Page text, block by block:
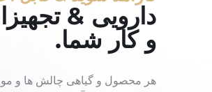
دارویی &
و کار شما.
هر محصول و گیاهی چالش ها و